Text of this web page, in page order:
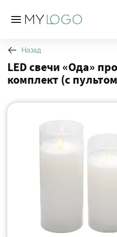
Назад
LED свечи «Ода»
комплект (с